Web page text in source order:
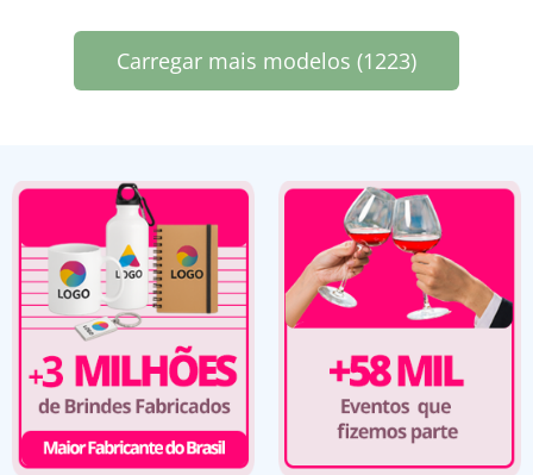
Carregar mais modelos (1223)